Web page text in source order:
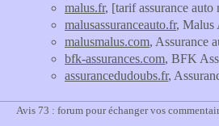
malus.fr, [tarif assurance
malusassuranceauto.fr, Malus
malusmalus.com, Assurance
bfk-assurances.com, BFK
assurancedudoubs.fr,
Avis 73 : forum pour échanger vos